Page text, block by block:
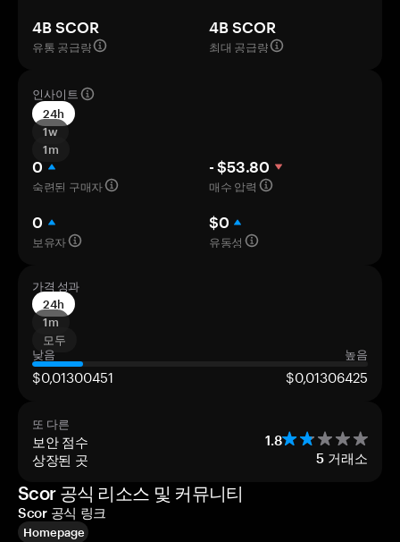
4B SCOR
유통 공급량
4B SCOR
최대 공급량
인사이트
24h
1w
1m
0
숙련된 구매자
- $53.80
매수 압력
0
보유자
$0
유동성
가격 성과
24h
1m
모두
낮음
높음
$0,01300451 $0,01306425
또 다른
보안 점수 1.8
상장된 곳 5 거래소
Scor 공식 리소스 및 커뮤니티
Scor 공식 링크
Homepage